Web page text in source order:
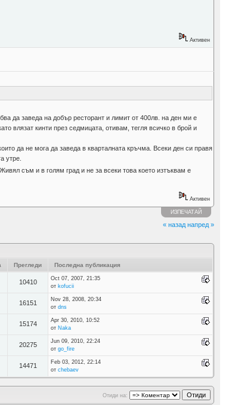
Активен
да заведа на добър ресторант и лимит от 400лв. на ден ми е
влязат кинти през седмицата, отивам, тегля всичко в брой и
да не мога да заведа в кварталната кръчма. Всеки ден си правя
утре.
Живял съм и в голям град и не за всеки това което изтъквам е
Активен
ИЗПЕЧАТАЙ
« назад напред »
Прегледи Последна публикация
10410
Oct 07, 2007, 21:35
от kofucii
16151
Nov 28, 2008, 20:34
от dns
15174
Apr 30, 2010, 10:52
от Naka
20275
Jun 09, 2010, 22:24
от go_fire
14471
Feb 03, 2012, 22:14
от chebaev
Отиди на: